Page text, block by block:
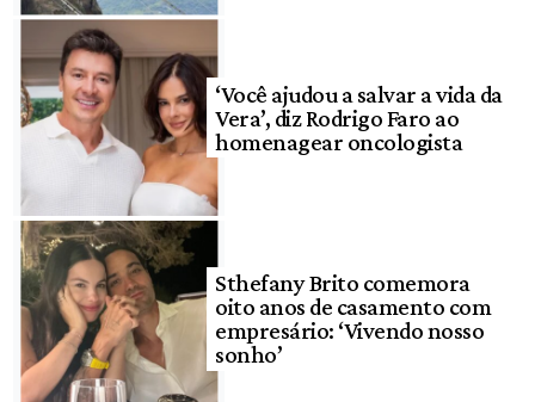
‘Você ajudou a salvar a vida da
Vera’, diz Rodrigo Faro ao
homenagear oncologista
Sthefany Brito comemora
oito anos de casamento com
empresário: ‘Vivendo nosso
sonho’